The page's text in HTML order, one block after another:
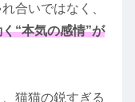
合いではなく、
“本気の感情”が
猫猫の鋭すぎる